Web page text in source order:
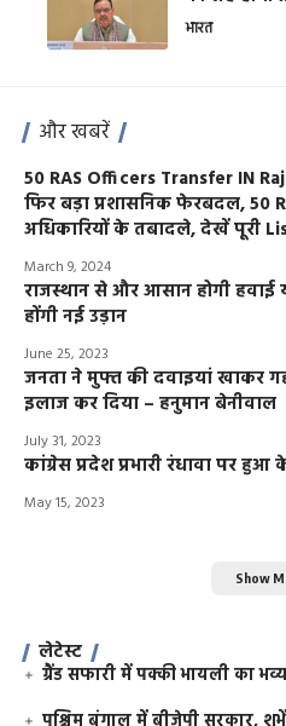
भारत
और खबरें
50 RAS Officers Transfer IN
फिर बड़ा प्रशासनिक फेरबदल, 50
अधिकारियों के तबादले, देखें पूरी
March 9, 2024
राजस्थान से और आसान होगी हवाई
होंगी नई उड़ान
June 25, 2023
जनता ने मुफ्त की दवाइयां खाकर
इलाज कर दिया – हनुमान बेनीवाल
July 31, 2023
कांग्रेस प्रदेश प्रभारी रंधावा पर हुआ
May 15, 2023
Show
लेटेस्ट
ग्रैंड सफारी में पक्की भायली का